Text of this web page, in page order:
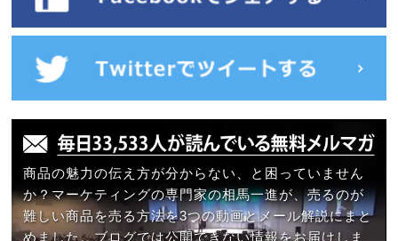
商品の魅力の伝え方が分からない、と困っていません
か？マーケティングの専門家の相馬一進が、売るのが
難しい商品を売る方法を3つの動画とメール解説にまと
めました。ブログでは公開できない情報をお届けしま